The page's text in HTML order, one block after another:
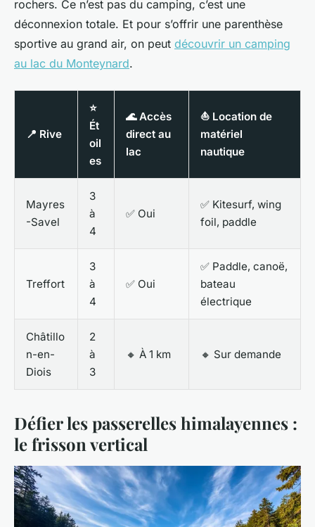
rochers. Ce n’est pas du camping, c’est une
déconnexion totale. Et pour s’offrir une parenthèse
sportive au grand air, on peut découvrir un camping
au lac du Monteynard.
📍 Rive
⭐
Ét
oil
es
🌊 Accès
direct au
lac
⛵ Location de
matériel
nautique
Mayres
-Savel
3
à
4
✅ Oui
✅ Kitesurf, wing
foil, paddle
Treffort
3
à
4
✅ Oui
✅ Paddle, canoë,
bateau
électrique
Châtillo
n-en-
Diois
2
à
3
🔸 À 1 km 🔸 Sur demande
Défier les passerelles himalayennes :
le frisson vertical